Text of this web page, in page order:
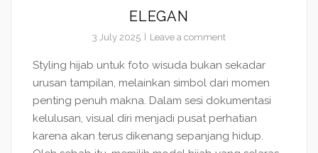
ELEGAN
3 July 2025 Leave a comment
Styling hijab untuk foto wisuda bukan sekadar
urusan tampilan, melainkan simbol dari momen
penting penuh makna. Dalam sesi dokumentasi
kelulusan, visual diri menjadi pusat perhatian
karena akan terus dikenang sepanjang hidup.